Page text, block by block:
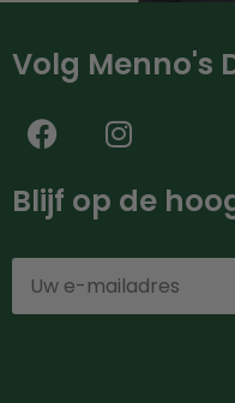
Volg Menno's
Blijf op de